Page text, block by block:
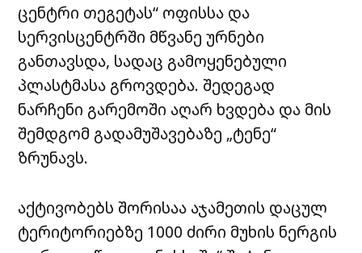
ცენტრი თეგეტას“ ოფისსა და
სერვისცენტრში მწვანე ურნები
განთავსდა, სადაც გამოყენებული
პლასტმასა გროვდება. შედეგად
ნარჩენი გარემოში აღარ ხვდება და მის
შემდგომ გადამუშავებაზე „ტენე“
ზრუნავს.
აქტივობებს შორისაა აჯამეთის დაცულ
ტერიტორიებზე 1000 ძირი მუხის ნერგის